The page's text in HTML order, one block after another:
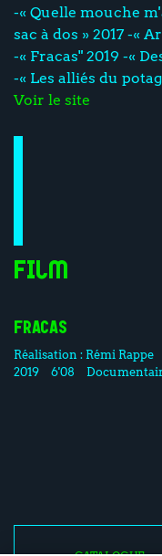
-« Quelle mouche
sac à dos » 2017 -«
-« Fracas" 2019 -«
-« Les alliés du
Voir le site
Film
FRACAS
Réalisation : Rémi Rappe
2019
6'08